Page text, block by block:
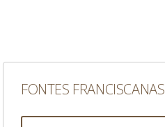
FONTES FRANCISCANAS